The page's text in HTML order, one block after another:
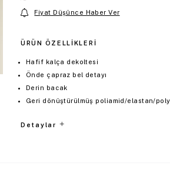
Fiyat Düşünce Haber Ver
ÜRÜN ÖZELLIKLERI
Hafif kalça dekoltesi
Önde çapraz bel detayı
Derin bacak
Geri dönüştürülmüş poliamid/elastan/
Detaylar